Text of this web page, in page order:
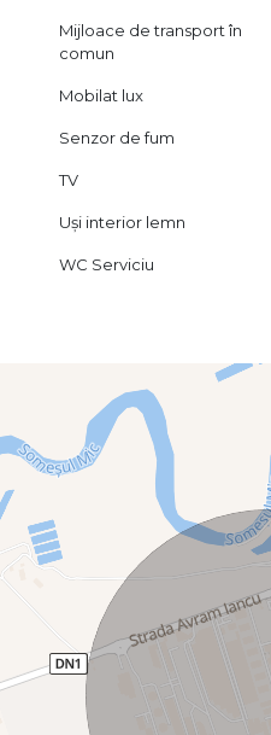
Mijloace de transport în
comun
Mobilat lux
Senzor de fum
TV
Uși interior lemn
WC Serviciu